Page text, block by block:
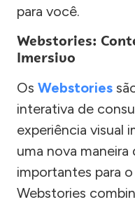
para você.
Webstories:
Imersivo
Os Webstories
interativa de
experiência visual
uma nova
importantes para
Webstories